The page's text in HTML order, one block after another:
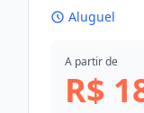
Aluguel
A partir de
R$